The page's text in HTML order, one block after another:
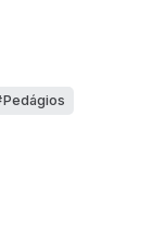
Pedágios